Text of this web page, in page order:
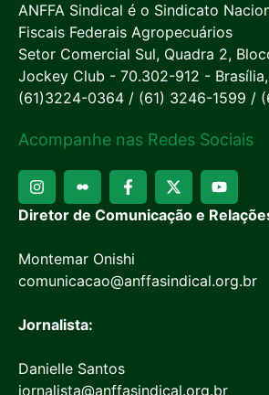
ANFFA Sindical é o Sindicato
Fiscais Federais Agropecuários
Setor Comercial Sul, Quadra 2,
Jockey Club - 70.302-912 -
(61)3224-0364 / (61) 3246-1599 /
Acompanhe nas Redes Sociais
Diretor de Comunicação e
Montemar Onishi
comunicacao@anffasindical.org.br
Jornalista:
Danielle Santos
jornalista@anffasindical.org.br